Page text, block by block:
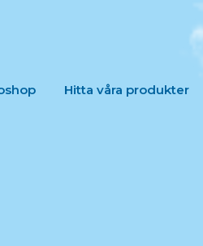
Hitta våra produkter